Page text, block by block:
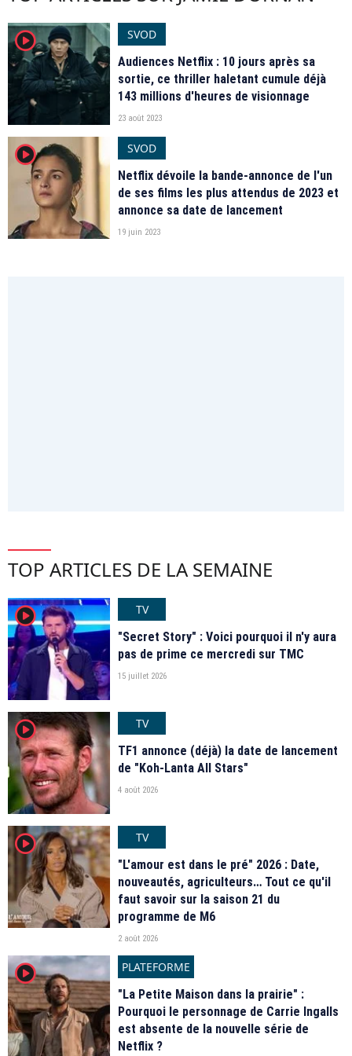
player2
SVOD
Audiences Netflix : 10 jours après sa
sortie, ce thriller haletant cumule déjà
143 millions d'heures de visionnage
23 août 2023
player2
SVOD
Netflix dévoile la bande-annonce de l'un
de ses films les plus attendus de 2023 et
annonce sa date de lancement
19 juin 2023
TOP ARTICLES DE LA SEMAINE
player2
TV
"Secret Story" : Voici pourquoi il n'y aura
pas de prime ce mercredi sur TMC
15 juillet 2026
player2
TV
TF1 annonce (déjà) la date de lancement
de "Koh-Lanta All Stars"
4 août 2026
player2
TV
"L'amour est dans le pré" 2026 : Date,
nouveautés, agriculteurs… Tout ce qu'il
faut savoir sur la saison 21 du
programme de M6
2 août 2026
player2
PLATEFORME
"La Petite Maison dans la prairie" :
Pourquoi le personnage de Carrie Ingalls
est absente de la nouvelle série de
Netflix ?